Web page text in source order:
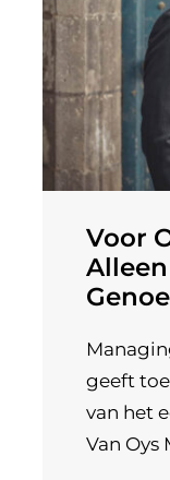
Voor
geeft
van het
Van Oys